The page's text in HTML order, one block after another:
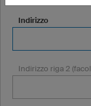
Indirizzo
Indirizzo riga 2